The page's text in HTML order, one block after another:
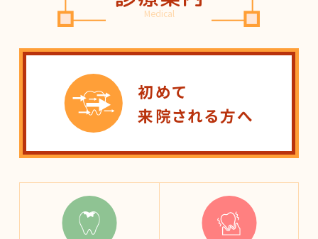
Medical
初めて
来院される方へ